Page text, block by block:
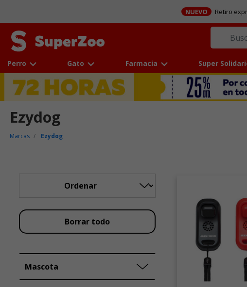
NUEVO Retiro
Perro Gato Farmacia Super
Ezydog
Marcas Ezydog
Borrar todo
Mascota